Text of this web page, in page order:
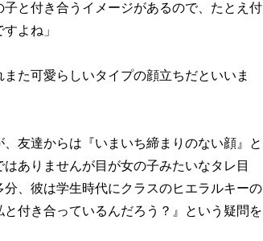
と付き合うイメージがあるので、たとえ付
よね」
た可愛らしいタイプの顔立ちだといいま
友達からは『いまいち締まりのない顔』と
ありませんが目が女の子みたいなタレ目
、彼は学生時代にクラスのヒエラルキーの
付き合っているんだろう？』という疑問を